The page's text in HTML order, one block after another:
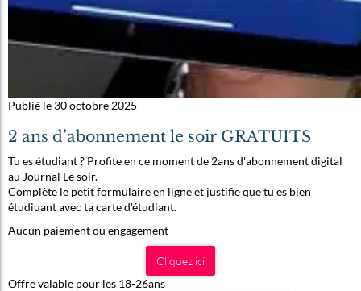
Publié le 30 octobre 2025
2 ans d’abonnement le soir GRATUITS
Tu es étudiant ? Profite en ce moment de 2ans d'abonnement digital
au Journal Le soir.
Complète le petit formulaire en ligne et justifie que tu es bien
étudiuant avec ta carte d'étudiant.
Aucun paiement ou engagement
Cliquez ici
Offre valable pour les 18-26ans